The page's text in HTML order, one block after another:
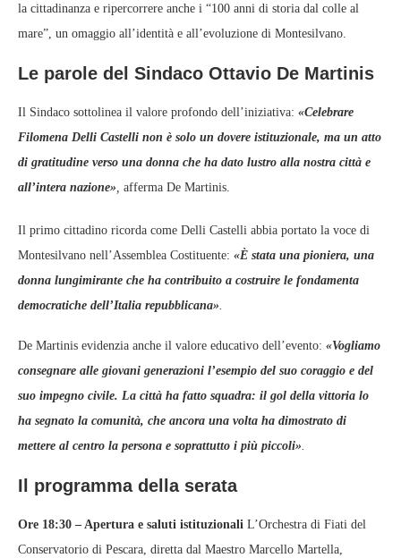
la cittadinanza e ripercorrere anche i “100 anni di storia dal colle al
mare”, un omaggio all’identità e all’evoluzione di Montesilvano.
Le parole del Sindaco Ottavio De Martinis
Il Sindaco sottolinea il valore profondo dell’iniziativa: «Celebrare
Filomena Delli Castelli non è solo un dovere istituzionale, ma un atto
di gratitudine verso una donna che ha dato lustro alla nostra città e
all’intera nazione» afferma De Martinis.
Il primo cittadino ricorda come Delli Castelli abbia portato la voce di
Montesilvano nell’Assemblea Costituente: «È stata una pioniera, una
donna lungimirante che ha contribuito a costruire le fondamenta
democratiche dell’Italia repubblicana»
De Martinis evidenzia anche il valore educativo dell’evento: «Vogliamo
consegnare alle giovani generazioni l’esempio del suo coraggio e del
suo impegno civile. La città ha fatto squadra: il gol della vittoria lo
ha segnato la comunità, che ancora una volta ha dimostrato di
mettere al centro la persona e soprattutto i più piccoli»
Il programma della serata
Ore 18:30 – Apertura e saluti istituzionali L’Orchestra di Fiati del
Conservatorio di Pescara, diretta dal Maestro Marcello Martella,